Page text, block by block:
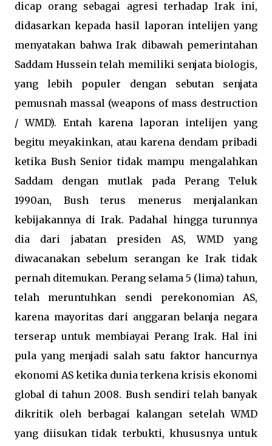
dicap orang sebagai agresi terhadap Irak ini,
didasarkan kepada hasil laporan intelijen yang
menyatakan bahwa Irak dibawah pemerintahan
Saddam Hussein telah memiliki senjata biologis,
yang lebih populer dengan sebutan senjata
pemusnah massal (weapons of mass destruction
/ WMD). Entah karena laporan intelijen yang
begitu meyakinkan, atau karena dendam pribadi
ketika Bush Senior tidak mampu mengalahkan
Saddam dengan mutlak pada Perang Teluk
1990an, Bush terus menerus menjalankan
kebijakannya di Irak. Padahal hingga turunnya
dia dari jabatan presiden AS, WMD yang
diwacanakan sebelum serangan ke Irak tidak
pernah ditemukan. Perang selama 5 (lima) tahun,
telah meruntuhkan sendi perekonomian AS,
karena mayoritas dari anggaran belanja negara
terserap untuk membiayai Perang Irak. Hal ini
pula yang menjadi salah satu faktor hancurnya
ekonomi AS ketika dunia terkena krisis ekonomi
global di tahun 2008. Bush sendiri telah banyak
dikritik oleh berbagai kalangan setelah WMD
yang diisukan tidak terbukti, khususnya untuk